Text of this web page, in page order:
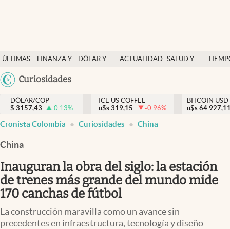
ÚLTIMAS
NOTICIAS
FINANZA Y
DÓLAR Y
ACTUALIDAD SALUD Y
México
Curiosidades
Salud y nutrición
Vida espiritual
Actualidad
Colombia
DÓLAR/COP
$ 3157,43 0.13%
ICE US COFFEE
u$s 319,15 -0.96%
BITCOIN USD
u$s
Cronista Colombia Curiosidades China
China
Inauguran la obra del siglo: la estación
de trenes más grande del mundo mide
170 canchas de fútbol
La construcción maravilla como un avance sin
precedentes en infraestructura, tecnología y diseño